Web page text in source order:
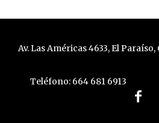
Av. Las Américas 4633, El Paraíso,
Teléfono: 664 681 6913